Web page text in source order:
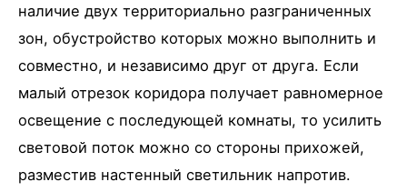
наличие двух территориально разграниченных
зон, обустройство которых можно выполнить и
совместно, и независимо друг от друга. Если
малый отрезок коридора получает равномерное
освещение с последующей комнаты, то усилить
световой поток можно со стороны прихожей,
разместив настенный светильник напротив.